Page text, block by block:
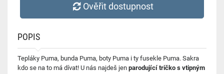
Ověřit dostupnost
POPIS
Tepláky Puma, bunda Puma, boty Puma i ty fusekle Puma. Sakra
kdo se na to má dívat! U nás najdeš jen parodující tričko s vtipným